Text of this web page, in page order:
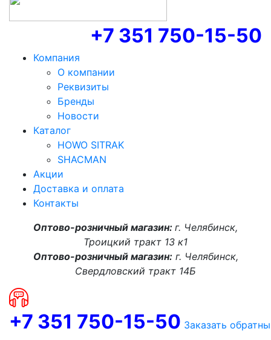
+7 351 750-15-50
Компания
О компании
Реквизиты
Бренды
Новости
Каталог
HOWO SITRAK
SHACMAN
Акции
Доставка и оплата
Контакты
Оптово-розничный магазин: г. Челябинск,
Троицкий тракт 13 к1
Оптово-розничный магазин:г. Челябинск,
Свердловский тракт 14Б
+7 351 750-15-50 Заказать